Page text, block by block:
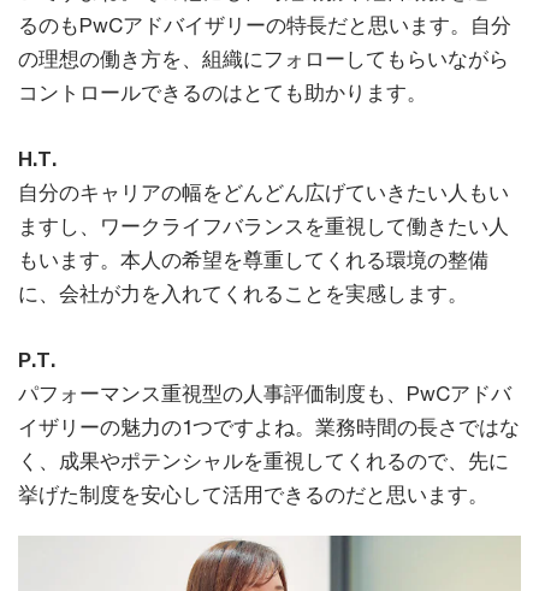
るのもPwCアドバイザリーの特長だと思います。自分
の理想の働き方を、組織にフォローしてもらいながら
コントロールできるのはとても助かります。
H.T.
自分のキャリアの幅をどんどん広げていきたい人もい
ますし、ワークライフバランスを重視して働きたい人
もいます。本人の希望を尊重してくれる環境の整備
に、会社が力を入れてくれることを実感します。
P.T.
パフォーマンス重視型の人事評価制度も、PwCアドバ
イザリーの魅力の1つですよね。業務時間の長さではな
く、成果やポテンシャルを重視してくれるので、先に
挙げた制度を安心して活用できるのだと思います。